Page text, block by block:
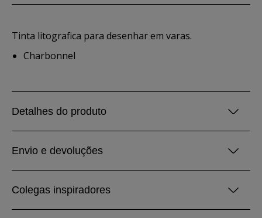
Tinta litografica para desenhar em varas.
Charbonnel
Detalhes do produto
Envio e devoluções
Colegas inspiradores